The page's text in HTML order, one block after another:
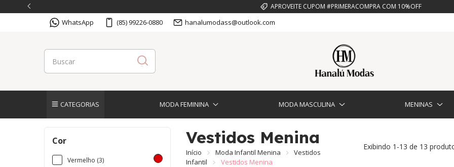
APROVEITE CUPOM #PRIMERACOMPRA COM 10%OFF
WhatsApp (85) 99226-0880 hanalumodass@outlook.com
CATEGORIAS MODA FEMININA MODA MASCULINA MENINAS
Cor
Vermelho (3)
Vestidos Menina
Início Moda Infantil Menina
Vestidos
Infantil
Vestidos Menina
Exibindo 1-13 de 13